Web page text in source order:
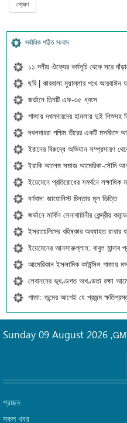
সর্বাধিক পঠিত সংবাদ
১১ দলীয় ঐক্যের কর্মসূচি থেকে সরে
ছবি | কারবালা মুয়াল্লার পথে আরবাঈন
জর্ডানে তিনটি এফ-৩৫ ধ্বংস
গাজায় দখলদারদের হামলায় দুই শিশুসহ
দখলদাররা পশ্চিম তীরের একটি মসজিদে
ইরানের বিরুদ্ধে অভিযান সম্প্রসারণ
ইরাকি আলেম সমাজ আমেরিকা-সৌদি
ইয়েমেনে প্রতিরোধের সমর্থনে লক্ষাধিক
বর্ণবাদ: জায়োনিস্ট চিন্তার মূল ভিত্তি
জর্ডানে মার্কিন সেনাবাহিনীর কেন্দ্রীয়
ইসরায়েলিদের বহিষ্কার অব্যাহত রাখার
ইয়েমেনের আনসারুল্লাহ: বাবুল মান্দাব
আমেরিকান ইসলামিক কাউন্সিল গাজায়
লেবাননের ভূখণ্ডগত অখণ্ডতা রক্ষা
গাজা: জন্মের আগেই যে প্রজন্ম
Sunday 09 August 2026 ,
প্রচ্ছদ
সকল খবর